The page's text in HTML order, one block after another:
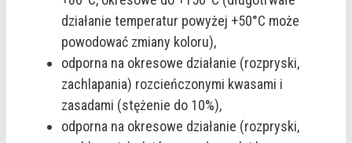
działanie temperatur powyżej +50°C może
powodować zmiany koloru),
odporna na okresowe działanie (rozpryski,
zachlapania) rozcieńczonymi kwasami i
zasadami (stężenie do 10%),
odporna na okresowe działanie (rozpryski,